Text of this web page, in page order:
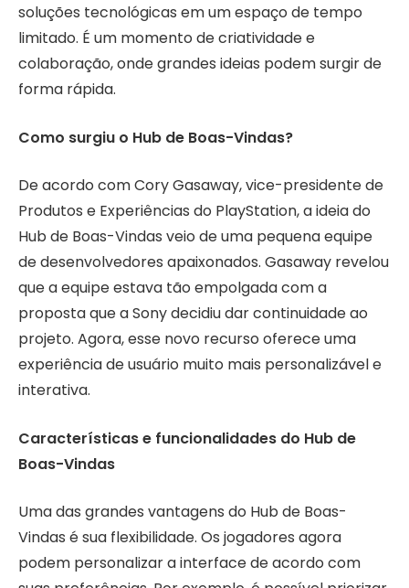
soluções tecnológicas em um espaço de tempo
limitado. É um momento de criatividade e
colaboração, onde grandes ideias podem surgir de
forma rápida.
Como surgiu o Hub de Boas-Vindas?
De acordo com Cory Gasaway, vice-presidente de
Produtos e Experiências do PlayStation, a ideia do
Hub de Boas-Vindas veio de uma pequena equipe
de desenvolvedores apaixonados. Gasaway revelou
que a equipe estava tão empolgada com a
proposta que a Sony decidiu dar continuidade ao
projeto. Agora, esse novo recurso oferece uma
experiência de usuário muito mais personalizável e
interativa.
Características e funcionalidades do Hub de
Boas-Vindas
Uma das grandes vantagens do Hub de Boas-
Vindas é sua flexibilidade. Os jogadores agora
podem personalizar a interface de acordo com